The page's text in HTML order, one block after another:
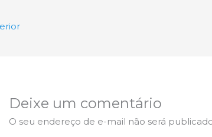
Deixe um comentário
O seu endereço de e-mail não será